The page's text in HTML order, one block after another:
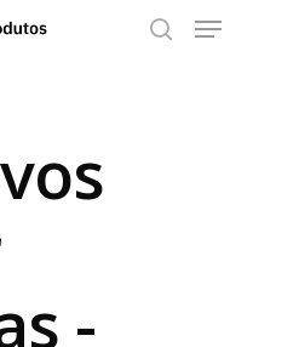
ou ESC para fechar
-